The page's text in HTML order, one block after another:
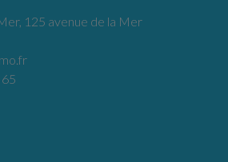
125 avenue de la Mer